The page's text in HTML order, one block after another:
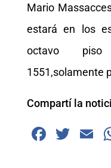
Mario
estará en los
octavo
1551,solamente
Compartí la
F
T
E